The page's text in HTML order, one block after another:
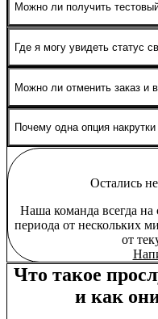
текущие алгоритмы
рекомендуем
аккаунта.
Можно ли получить
Да, за отзыв о сервисе
поддержку.
Где я могу увидеть статус
Статус заказа
Можно ли отменить заказ и
Нет, заказ поступает в
Исключение — сбой или
Почему одна опция
Стоимость зависит от
Обычные прослушивания
Замедленные стоят
поступают плавно и
алгоритмами
максимальным
выполнения.
Остались
Наша команда всегда
периода от нескольких
от
Что такое
и как